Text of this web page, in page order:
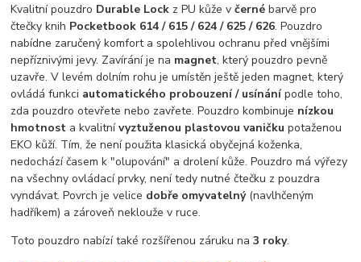
Kvalitní pouzdro Durable Lock z PU kůže včerné barvě pro
čtečky knih Pocketbook 614 / 615 / 624 / 625 / 626. Pouzdro
nabídne zaručený komfort a spolehlivou ochranu před vnějšími
nepříznivými jevy. Zavírání je na magnet, který pouzdro pevně
uzavře. V levém dolním rohu je umístěn ještě jeden magnet, který
ovládá funkci automatického probouzení / usínánípodle toho,
zda pouzdro otevřete nebo zavřete. Pouzdro kombinuje nízkou
hmotnost a kvalitnívyztuženou plastovou vaničku potaženou
EKO kůží. Tím, že není použita klasická obyčejná koženka,
nedochází časem k "olupování" a drolení kůže. Pouzdro má výřezy
na všechny ovládací prvky, není tedy nutné čtečku z pouzdra
vyndávat. Povrch je velice dobře omyvatelný(navlhčeným
hadříkem) a zároveň neklouže v ruce.
Toto pouzdro nabízí také rozšířenou záruku na3 roky.